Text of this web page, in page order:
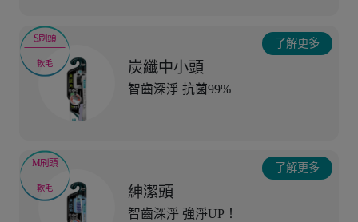
S刷頭
軟毛 炭纖中小頭
智齒深淨 抗菌99%
了解更多
M刷頭
軟毛 紳潔頭
智齒深淨 強淨UP！
了解更多